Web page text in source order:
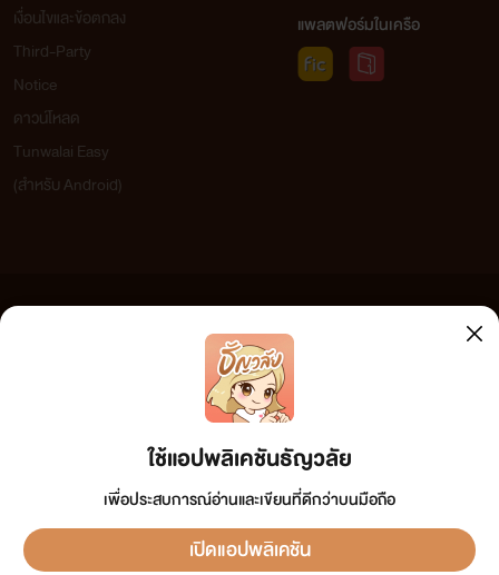
ใช้แอปพลิเคชันธัญวลัย
เพื่อประสบการณ์อ่านและเขียนที่ดีกว่าบนมือถือ
เปิดแอปพลิเคชัน
เงื่อนไขและข้อตกลง
Third-Party
Notice
ดาวน์โหลด
Tunwalai Easy
(สำหรับ Android)
แพลตฟอร์มในเครือ
เว็บไซต์แห่งนี้ไม่ได้เห็นด้วยและไม่ขอรับผิดชอบต่อข้อความใดๆ ทั้งสิ้น ดังนั้นผู้อ่านทุกท่านโปรดใช้
วิจารณญาณในการกลั่นกรองด้วยตนเอง และหากท่านพบข้อความใดๆ ที่ขัดต่อกฎหมายและศีลธรรม
กรุณาแจ้งมาที่ tunwalai@ookbee.com เพื่อทีมงานจะได้ดำเนินการในทันที ทั้งนี้ ทางเว็บไซต์ขอสงวน
ลิขสิทธิ์ตามพระราชบัญญัติลิขสิทธิ์ (ฉบับเพิ่มเติม) พ.ศ.2558